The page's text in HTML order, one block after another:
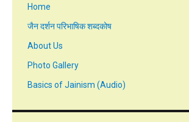
Home
जैन दर्शन परिभाषिक शब्दकोष
About Us
Photo Gallery
Basics of Jainism (Audio)